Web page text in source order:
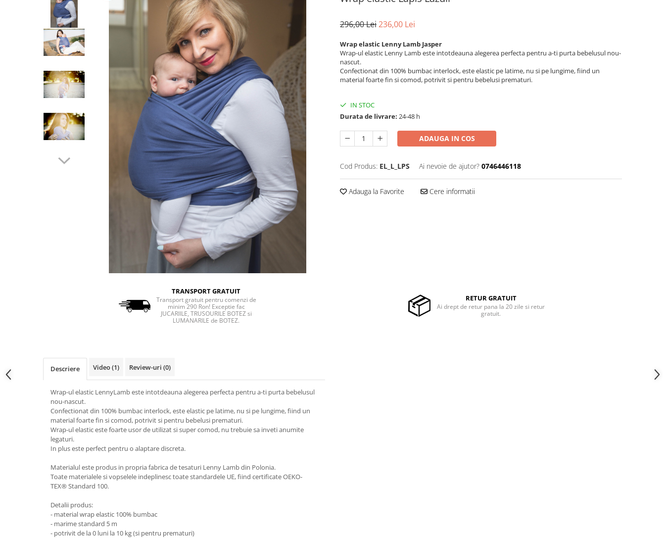
Fulare si esarfe
Saci de dormit bebe
Perii de par bebe
Camasi Barbati
Camasi baieti
296,00 Lei236,00 Lei
Wrap elastic Lenny Lamb Jasper
Wrap-ul elastic Lenny Lamb este intotdeauna alegerea perfecta pentru a-ti purta bebelusul nou-
nascut.
Confectionat din 100% bumbac interlock, este elastic pe latime, nu si pe lungime, fiind un
material foarte fin si comod, potrivit si pentru bebelusi prematuri.
IN STOC
Durata de livrare: 24-48 h
ADAUGA IN COS
Cod Produs: EL_L_LPS Ai nevoie de ajutor? 0746446118
Adauga la Favorite Cere informatii
TRANSPORT GRATUIT
Transport gratuit pentru comenzi de
minim 290 Ron! Exceptie fac
JUCARIILE, TRUSOURILE BOTEZ si
LUMANARILE de BOTEZ.
RETUR GRATUIT
Ai drept de retur pana la 20 zile si retur
gratuit.
Descriere Video(1) Review-uri (0)
Wrap-ul elastic LennyLamb este intotdeauna alegerea perfecta pentru a-ti purta bebelusul
nou-nascut.
Confectionat din 100% bumbac interlock, este elastic pe latime, nu si pe lungime, fiind un
material foarte fin si comod, potrivit si pentru bebelusi prematuri.
Wrap-ul elastic este foarte usor de utilizat si super comod, nu trebuie sa inveti anumite
legaturi.
In plus este perfect pentru o alaptare discreta.
Materialul este produs in propria fabrica de tesaturi Lenny Lamb din Polonia.
Toate materialele si vopselele indeplinesc toate standardele UE, fiind certificate OEKO-
TEX® Standard 100.
Detalii produs:
- material wrap elastic 100% bumbac
- marime standard 5 m
- potrivit de la 0 luni la 10 kg (si pentru prematuri)